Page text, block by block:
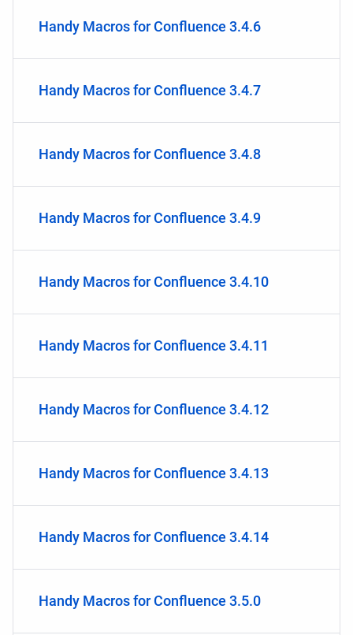
Handy Macros for Confluence 3.4.6
Handy Macros for Confluence 3.4.7
Handy Macros for Confluence 3.4.8
Handy Macros for Confluence 3.4.9
Handy Macros for Confluence 3.4.10
Handy Macros for Confluence 3.4.11
Handy Macros for Confluence 3.4.12
Handy Macros for Confluence 3.4.13
Handy Macros for Confluence 3.4.14
Handy Macros for Confluence 3.5.0